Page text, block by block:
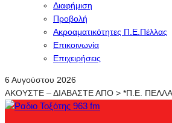
Διαφήμιση
Προβολή
Ακροαματικότητες Π.Ε.Πέλλας
Επικοινωνία
Επιχειρήσεις
6 Αυγούστου 2026
ΑΚΟΥΣΤΕ – ΔΙΑΒΑΣΤΕ ΑΠΟ > *Π.Ε.